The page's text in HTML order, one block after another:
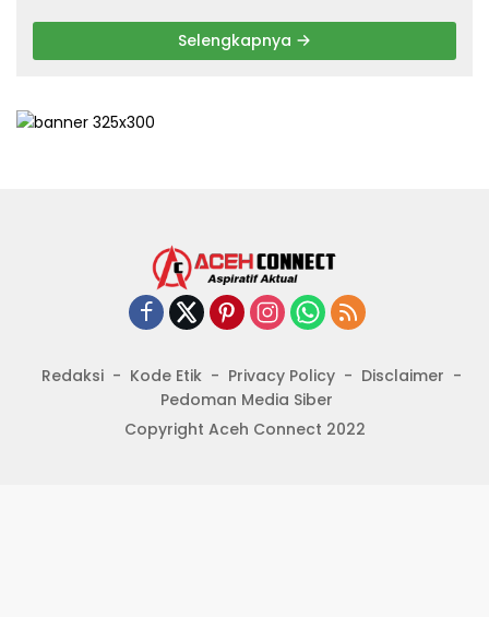
Selengkapnya
Redaksi Kode Etik Privacy Policy
Disclaimer
Pedoman Media Siber
Copyright Aceh Connect 2022